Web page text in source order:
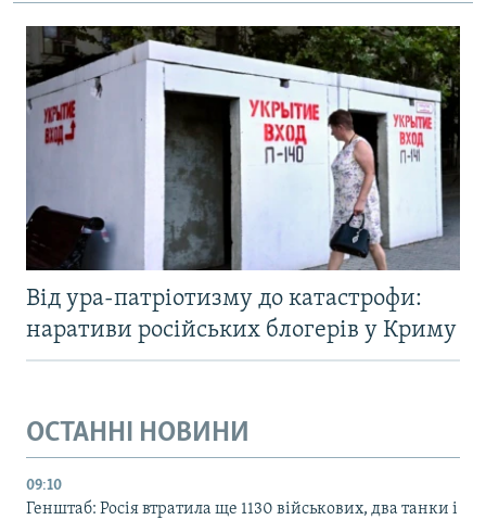
Від ура-патріотизму до катастрофи:
наративи російських блогерів у Криму
ОСТАННІ НОВИНИ
09:10
Генштаб: Росія втратила ще 1130 військових, два танки і